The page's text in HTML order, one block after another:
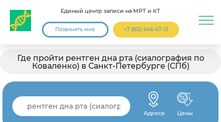
Единый центр записи на МРТ и КТ
Позвонить мне +7 (812) 646-47-13
Где пройти рентген дна рта (сиалография по
Коваленко) в Санкт-Петербурге (СПб)
Адреса Цены